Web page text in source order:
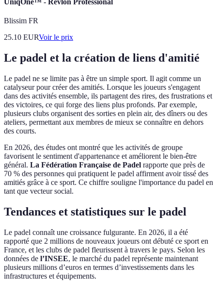
Blissim FR
25.10 EURVoir le prix
Le padel et la création de liens d'amitié
Le padel ne se limite pas à être un simple sport. Il agit comme un
catalyseur pour créer des amitiés. Lorsque les joueurs s'engagent
dans des activités ensemble, ils partagent des rires, des frustrations et
des victoires, ce qui forge des liens plus profonds. Par exemple,
plusieurs clubs organisent des sorties en plein air, des dîners ou des
ateliers, permettant aux membres de mieux se connaître en dehors
des courts.
En 2026, des études ont montré que les activités de groupe
favorisent le sentiment d'appartenance et améliorent le bien-être
général. La Fédération Française de Padel rapporte que près de
70 % des personnes qui pratiquent le padel affirment avoir tissé des
amitiés grâce à ce sport. Ce chiffre souligne l'importance du padel en
tant que vecteur social.
Tendances et statistiques sur le padel
Le padel connaît une croissance fulgurante. En 2026, il a été
rapporté que 2 millions de nouveaux joueurs ont débuté ce sport en
France, et les clubs de padel fleurissent à travers le pays. Selon les
données de l’INSEE, le marché du padel représente maintenant
plusieurs millions d’euros en termes d’investissements dans les
infrastructures et équipements.